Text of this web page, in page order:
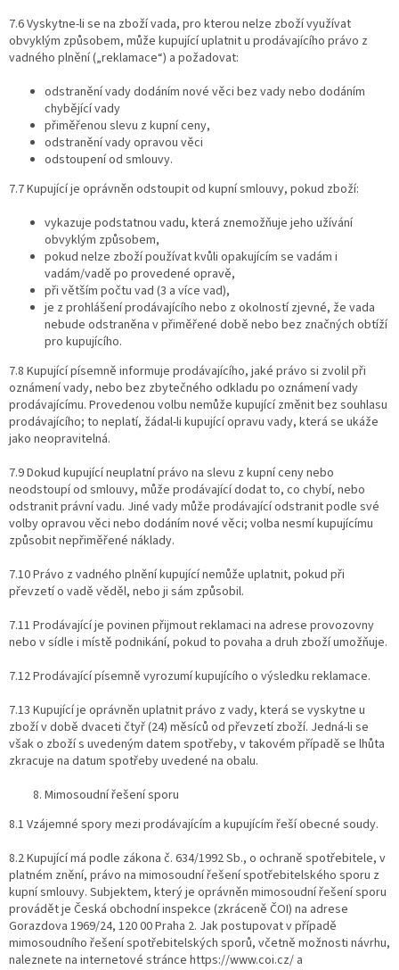
7.6 Vyskytne-li se na zboží vada, pro kterou nelze zboží využívat
obvyklým způsobem, může kupující uplatnit u prodávajícího právo z
vadného plnění („reklamace“) a požadovat:
odstranění vady dodáním nové věci bez vady nebo dodáním
chybějící vady
přiměřenou slevu z kupní ceny,
odstranění vady opravou věci
odstoupení od smlouvy.
7.7 Kupující je oprávněn odstoupit od kupní smlouvy, pokud zboží:
vykazuje podstatnou vadu, která znemožňuje jeho užívání
obvyklým způsobem,
pokud nelze zboží používat kvůli opakujícím se vadám i
vadám/vadě po provedené opravě,
při větším počtu vad (3 a více vad),
je z prohlášení prodávajícího nebo z okolností zjevné, že vada
nebude odstraněna v přiměřené době nebo bez značných obtíží
pro kupujícího.
7.8 Kupující písemně informuje prodávajícího, jaké právo si zvolil při
oznámení vady, nebo bez zbytečného odkladu po oznámení vady
prodávajícímu. Provedenou volbu nemůže kupující změnit bez souhlasu
prodávajícího; to neplatí, žádal-li kupující opravu vady, která se ukáže
jako neopravitelná.
7.9 Dokud kupující neuplatní právo na slevu z kupní ceny nebo
neodstoupí od smlouvy, může prodávající dodat to, co chybí, nebo
odstranit právní vadu. Jiné vady může prodávající odstranit podle své
volby opravou věci nebo dodáním nové věci; volba nesmí kupujícímu
způsobit nepřiměřené náklady.
7.10 Právo z vadného plnění kupující nemůže uplatnit, pokud při
převzetí o vadě věděl, nebo ji sám způsobil.
7.11 Prodávající je povinen přijmout reklamaci na adrese provozovny
nebo v sídle i místě podnikání, pokud to povaha a druh zboží umožňuje.
7.12 Prodávající písemně vyrozumí kupujícího o výsledku reklamace.
7.13 Kupující je oprávněn uplatnit právo z vady, která se vyskytne u
zboží v době dvaceti čtyř (24) měsíců od převzetí zboží. Jedná-li se
však o zboží s uvedeným datem spotřeby, v takovém případě se lhůta
zkracuje na datum spotřeby uvedené na obalu.
Mimosoudní řešení sporu
8.1 Vzájemné spory mezi prodávajícím a kupujícím řeší obecné soudy.
8.2 Kupující má podle zákona č. 634/1992 Sb., o ochraně spotřebitele, v
platném znění, právo na mimosoudní řešení spotřebitelského sporu z
kupní smlouvy. Subjektem, který je oprávněn mimosoudní řešení sporu
provádět je Česká obchodní inspekce (zkráceně ČOI) na adrese
Gorazdova 1969/24, 120 00 Praha 2. Jak postupovat v případě
mimosoudního řešení spotřebitelských sporů, včetně možnosti návrhu,
naleznete na internetové stránce ​https://www.coi.cz/​ a